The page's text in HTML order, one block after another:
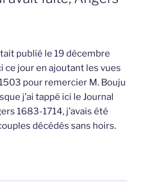
publié le 19 décembre
ce jour en ajoutant les vues
pour remercier M. Bouju
j’ai tappé ici le Journal
1683-1714, j’avais été
décédés sans hoirs.